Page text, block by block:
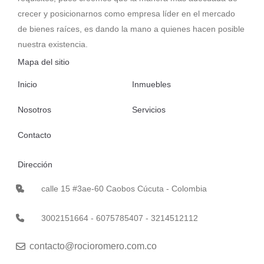
crecer y posicionarnos como empresa líder en el mercado
de bienes raíces, es dando la mano a quienes hacen posible
nuestra existencia.
Mapa del sitio
Inicio Inmuebles
Nosotros Servicios
Contacto
Dirección
calle 15 #3ae-60 Caobos Cúcuta - Colombia
3002151664 - 6075785407 - 3214512112
contacto@rocioromero.com.co